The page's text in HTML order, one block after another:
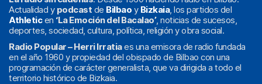
Actualidad y podcast de Bilbao y Bizkaia, los partidos del
Athleticen ‘La Emoción del Bacalao’, noticias de sucesos,
deportes, sociedad, cultura, política, religión y obra social.
Radio Popular – Herri Irratiaes una emisora de radio fundada
en el año 1960 y propiedad del obispado de Bilbao con una
programación de carácter generalista, que va dirigida a todo el
territorio histórico de Bizkaia.